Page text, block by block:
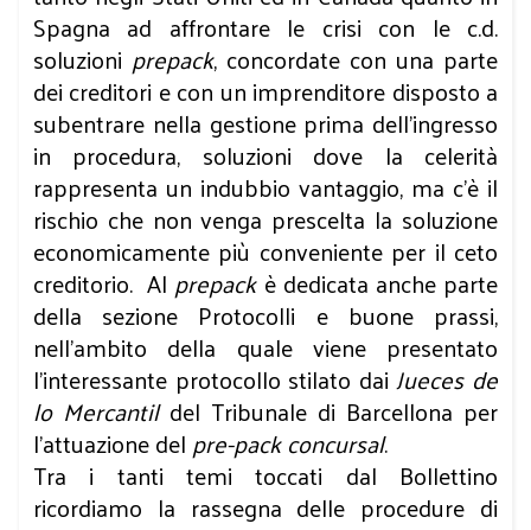
Spagna ad affrontare le crisi con le c.d.
soluzioni prepack, concordate con una parte
dei creditori e con un imprenditore disposto a
subentrare nella gestione prima dell’ingresso
in procedura, soluzioni dove la celerità
rappresenta un indubbio vantaggio, ma c’è il
rischio che non venga prescelta la soluzione
economicamente più conveniente per il ceto
creditorio. Al prepackè dedicata anche parte
della sezione Protocolli e buone prassi,
nell'ambito della quale viene presentato
l'interessante protocollo stilato daiJueces de
lo Mercantildel Tribunale di Barcellona per
l'attuazione delpre-pack concursal.
Tra i tanti temi toccati dal Bollettino
ricordiamo la rassegna delle procedure di